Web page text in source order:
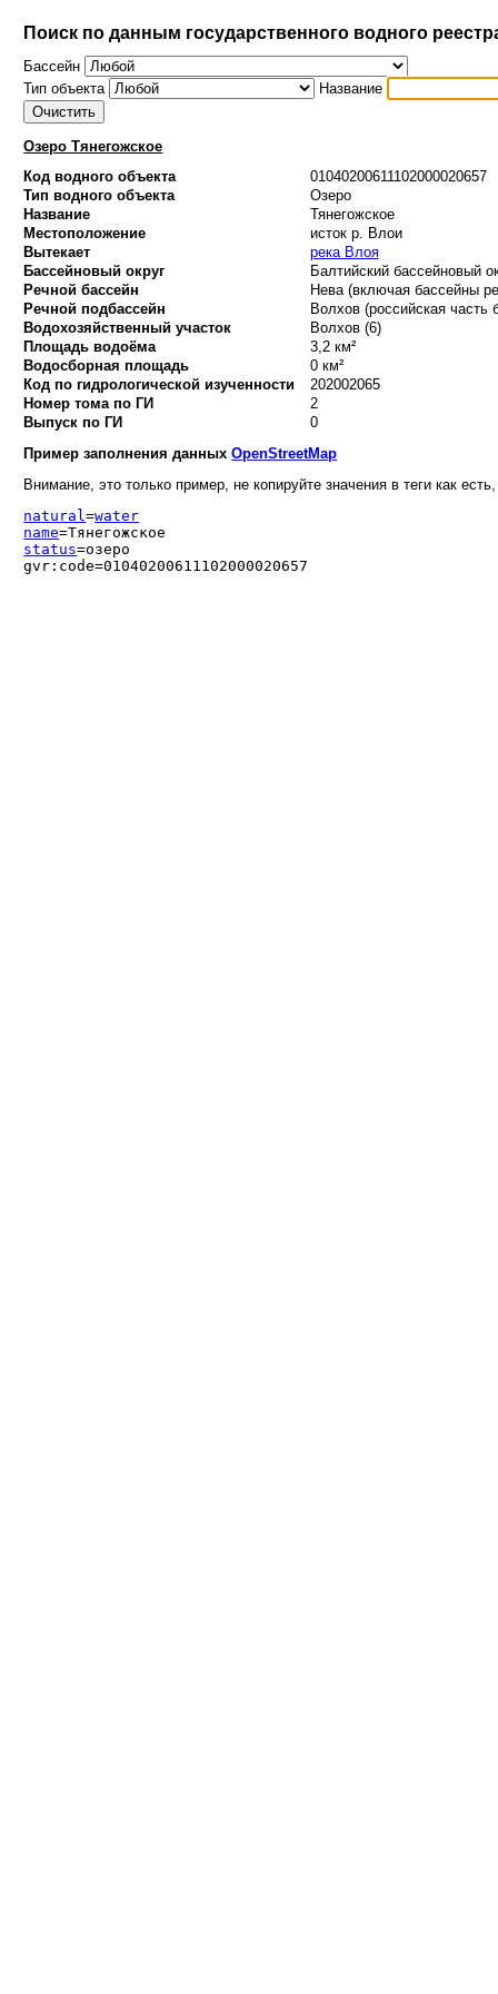
Поиск по данным государственного водного
Бассейн
Тип объекта
Название
Озеро Тянегожское
Код водного объекта
01040200611102000020657
Тип водного объекта
Озеро
Название
Тянегожское
Местоположение
исток р. Влои
Вытекает
река Влоя
Бассейновый округ
Балтийский бассейновый
Речной бассейн
Нева (включая бассейны
Речной подбассейн
Волхов (российская часть
Водохозяйственный участок
Волхов (6)
Площадь водоёма
3,2 км²
Водосборная площадь
0 км²
Код по гидрологической изученности
202002065
Номер тома по ГИ
2
Выпуск по ГИ
0
Пример заполнения данныхOpenStreetMap
Внимание, это только пример, не копируйте значения в теги как
natural=water
name=Тянегожское
status=озеро
gvr:code=01040200611102000020657